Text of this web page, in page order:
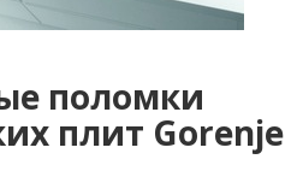
поломки
плит Gorenje